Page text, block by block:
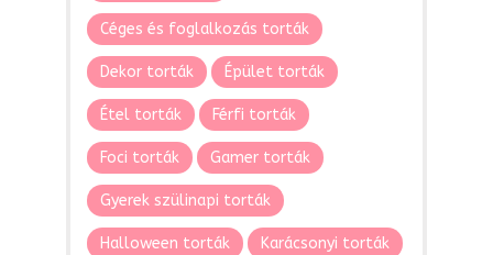
Céges és foglalkozás torták
Dekor torták Épület torták
Étel torták Férfi torták
Foci torták Gamer torták
Gyerek szülinapi torták
Halloween torták Karácsonyi torták